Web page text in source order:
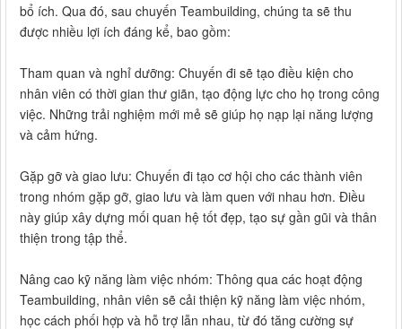
bổ ích. Qua đó, sau chuyến Teambuilding, chúng ta sẽ thu
được nhiều lợi ích đáng kể, bao gồm:
Tham quan và nghỉ dưỡng: Chuyến đi sẽ tạo điều kiện cho
nhân viên có thời gian thư giãn, tạo động lực cho họ trong công
việc. Những trải nghiệm mới mẻ sẽ giúp họ nạp lại năng lượng
và cảm hứng.
Gặp gỡ và giao lưu: Chuyến đi tạo cơ hội cho các thành viên
trong nhóm gặp gỡ, giao lưu và làm quen với nhau hơn. Điều
này giúp xây dựng mối quan hệ tốt đẹp, tạo sự gần gũi và thân
thiện trong tập thể.
Nâng cao kỹ năng làm việc nhóm: Thông qua các hoạt động
Teambuilding, nhân viên sẽ cải thiện kỹ năng làm việc nhóm,
học cách phối hợp và hỗ trợ lẫn nhau, từ đó tăng cường sự